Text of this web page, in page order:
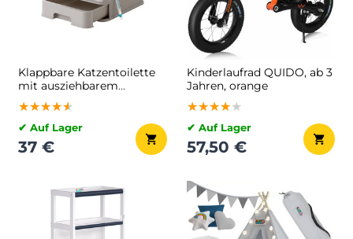
Klappbare Katzentoilette
mit ausziehbarem
Behälter
★★★★★
★★★★★
★★★★★
✔ Auf Lager
37 €
Kinderlaufrad QUIDO, ab 3
Jahren, orange
★★★★★
★★★★★
★★★★★
✔ Auf Lager
57,50 €